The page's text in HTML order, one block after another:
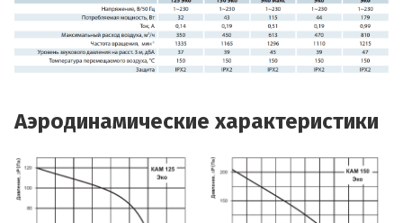
Аэродинамические характеристики